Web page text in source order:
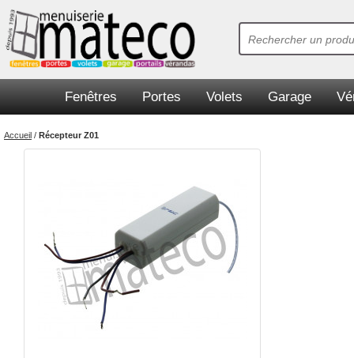
Fenêtres Portes Volets Garage
Accueil / Récepteur Z01